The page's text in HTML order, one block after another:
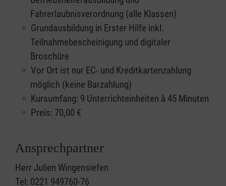
Fahrerlaubnisverordnung (alle Klassen)
Grundausbildung in Erster Hilfe inkl.
Teilnahmebescheinigung und digitaler
Broschüre
Vor Ort ist nur EC- und Kreditkartenzahlung
möglich (keine Barzahlung)
Kursumfang: 9 Unterrichteinheiten à 45 Minuten
Preis: 70,00 €
Ansprechpartner
Herr Julien Wingensiefen
Tel: 0221 949760-76